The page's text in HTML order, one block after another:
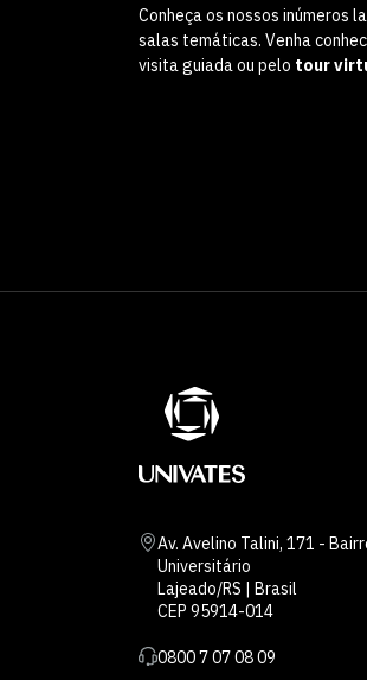
Conheça os nossos inúmeros
salas temáticas. Venha
visita guiada ou pelo tour
Av. Avelino Talini, 171 -
Universitário
Lajeado/RS | Brasil
CEP 95914-014
0800 7 07 08 09